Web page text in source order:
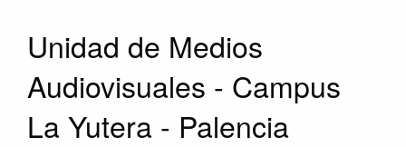
Unidad de Medios
Audiovisuales - Campus
La Yutera - Palencia